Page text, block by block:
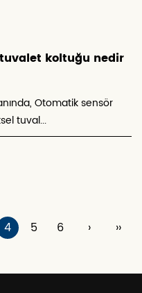
koltuğu nedir
Otomatik sensör
tuval...
4 5 6 › ››